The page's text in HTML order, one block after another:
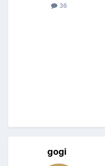
36
gogi